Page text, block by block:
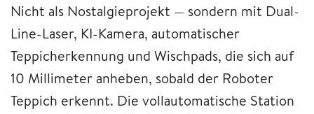
Nicht als Nostalgieprojekt — sondern mit Dual-
Line-Laser, KI-Kamera, automatischer
Teppicherkennung und Wischpads, die sich auf
10 Millimeter anheben, sobald der Roboter
Teppich erkennt. Die vollautomatische Station